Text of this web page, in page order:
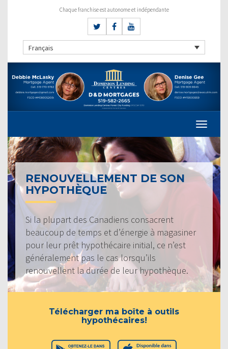
Chaque franchise est autonome et indépendante
Français
RENOUVELLEMENT DE SON
HYPOTHÈQUE
Si la plupart des Canadiens consacrent
beaucoup de temps et d’énergie à magasiner
pour leur prêt hypothécaire initial, ce n’est
généralement pas le cas lorsqu’ils
renouvellent la durée de leur hypothèque.
Télécharger ma boîte à outils
hypothécaires!